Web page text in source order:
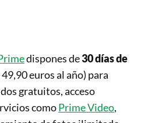
dispones de30 días de
euros al año) para
gratuitos, acceso
comoPrime Video,